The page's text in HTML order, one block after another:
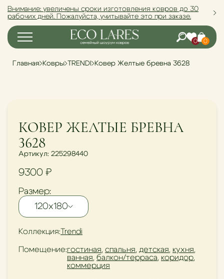
Внимание: увеличены сроки изготовления ковров до 30
рабочих дней. Пожалуйста, учитывайте это при заказе.
0 0
Главная Ковры TRENDI Ковер Желтые бревна 3628
КОВЕР ЖЕЛТЫЕ БРЕВНА
3628
Артикул: 225298440
9300 ₽
Размер:
120х180
Коллекция:Trendi
Помещение:гостиная, спальня, детская, кухня,
ванная, балкон/терраса, коридор,
коммерция